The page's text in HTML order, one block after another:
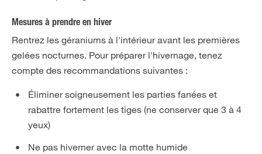
Mesures à prendre en hiver
Rentrez les géraniums à l'intérieur avant les premières
gelées nocturnes. Pour préparer l'hivernage, tenez
compte des recommandations suivantes :
Éliminer soigneusement les parties fanées et
rabattre fortement les tiges (ne conserver que 3 à 4
yeux)
Ne pas hiverner avec la motte humide